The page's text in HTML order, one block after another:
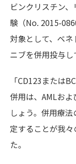
ビンクリスチン
験（No. 2015-
対象として、ベ
ニブを併用投与し
「CD123または
併用は、AMLお
しょう。併用療
定することが我
た。